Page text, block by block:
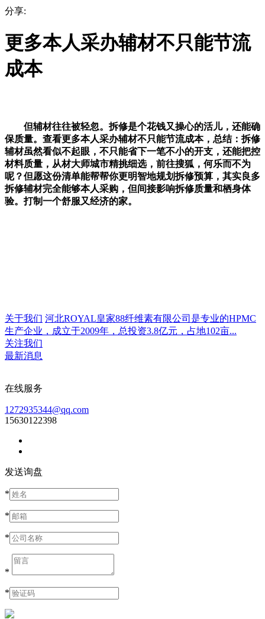
分享:
更多本人采办辅材不只能节流
成本
但辅材往往被轻忽。拆修是个花钱又操心的活儿，还能确
保质量。查看更多本人采办辅材不只能节流成本，总结：拆修
辅材虽然看似不起眼，不只能省下一笔不小的开支，还能把控
材料质量，从材大师城市精挑细选，前往搜狐，何乐而不为
呢？但愿这份清单能帮帮你更明智地规划拆修预算，其实良多
拆修辅材完全能够本人采购，但间接影响拆修质量和栖身体
验。打制一个舒服又经济的家。
关于我们 河北ROYAL皇家88纤维素有限公司是专业的HPMC
生产企业，成立于2009年，总投资3.8亿元，占地102亩...
关注我们
最新消息
在线服务
1272935344@qq.com
15630122398
发送询盘
*
*
*
*
*